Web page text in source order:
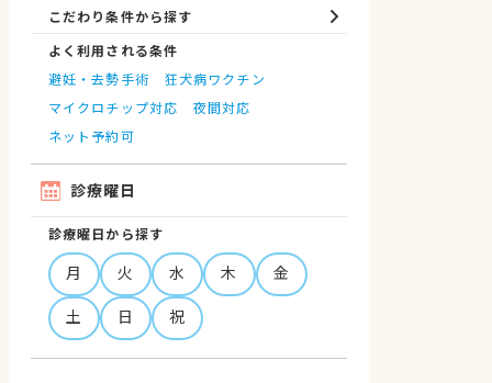
こだわり条件から探す
よく利用される条件
避妊・去勢手術
狂犬病ワクチン
マイクロチップ対応
夜間対応
ネット予約可
診療曜日
診療曜日から探す
月 火 水 木
金
土
日 祝